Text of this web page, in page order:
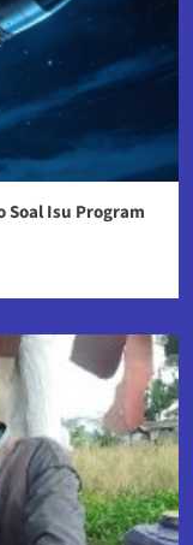
Soal Isu Program